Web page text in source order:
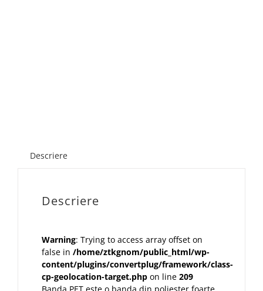
Descriere
Descriere
Warning: Trying to access array offset on
false in /home/ztkgnom/public_html/wp-
content/plugins/convertplug/framework/class-
cp-geolocation-target.php on line 209